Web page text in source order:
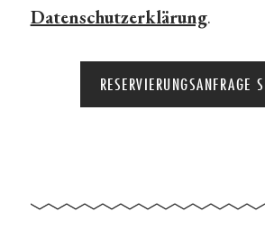
Datenschutzerklärung.